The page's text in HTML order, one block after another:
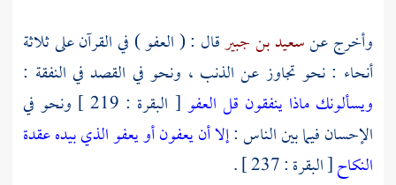
وأخرج عنسعيد بن جبيرقال : ( العفو ) في القرآن على ثلاثة
أنحاء : نحو تجاوز عن الذنب ، ونحو في القصد في النفقة :
ويسألونك ماذا ينفقون قل العفو
[ البقرة : 219 ] ونحو في
الإحسان فيما بين الناس :إلا أن يعفون أو يعفو الذي بيده عقدة
النكاح[ البقرة : 237 ] .